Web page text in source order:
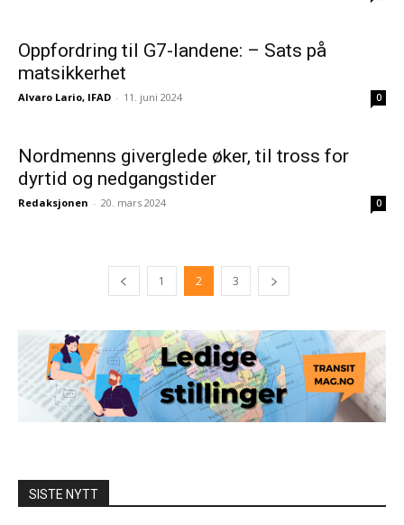
Oppfordring til G7-landene: – Sats på
matsikkerhet
Alvaro Lario, IFAD - 11. juni 2024 0
Nordmenns giverglede øker, til tross for
dyrtid og nedgangstider
Redaksjonen - 20. mars 2024 0
1 2 3
SISTE NYTT